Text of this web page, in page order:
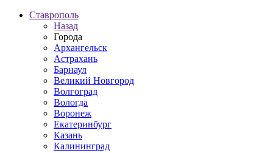
Ставрополь
Назад
Города
Архангельск
Астрахань
Барнаул
Великий Новгород
Волгоград
Вологда
Воронеж
Екатеринбург
Казань
Калининград